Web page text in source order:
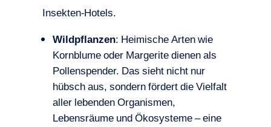
Insekten-Hotels.
Wildpflanzen: Heimische Arten wie
Kornblume oder Margerite dienen als
Pollenspender. Das sieht nicht nur
hübsch aus, sondern fördert die Vielfalt
aller lebenden Organismen,
Lebensräume und Ökosysteme – eine